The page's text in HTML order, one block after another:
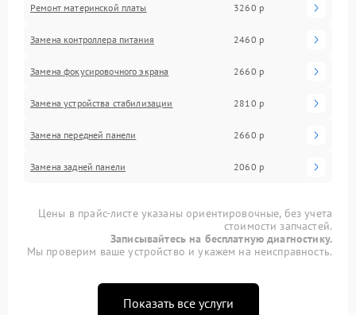
Ремонт материнской платы 3260 р
Замена контроллера питания 2460 р
Замена фокусировочного экрана 2660 р
Замена устройства стабилизации 2810 р
Замена передней панели 2660 р
Замена задней панели 2060 р
Цены в прайс-листе указаны ориентировочные, без учета
стоимости запчастей.
Записывайтесь на бесплатную диагностику.
Мы проверим ваше устройство и укажем на неисправность.
Показать все услуги